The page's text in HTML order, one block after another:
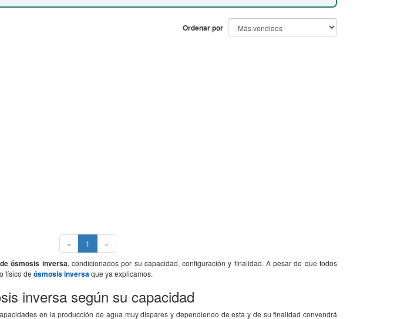
Ordenar por
« 1 (current)
»
ósmosis inversa, condicionados por su capacidad, configuración y finalidad. A pesar de que todos
físico de ósmosis inversa que ya explicamos.
inversa según su capacidad
en la producción de agua muy dispares y dependiendo de esta y de su finalidad convendrá